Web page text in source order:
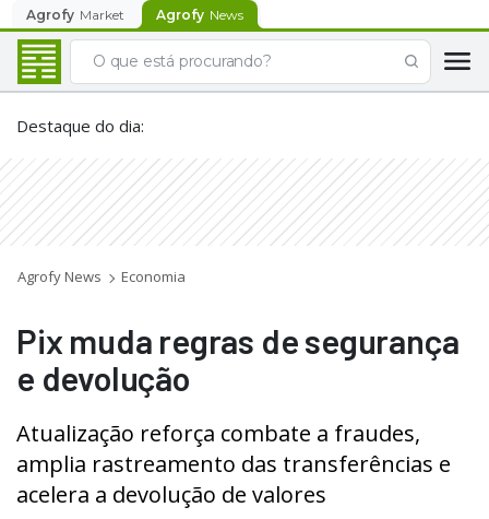
Agrofy Market Agrofy News
Destaque do dia:
Agrofy News Economia
Pix muda regras de segurança
e devolução
Atualização reforça combate a fraudes,
amplia rastreamento das transferências e
acelera a devolução de valores